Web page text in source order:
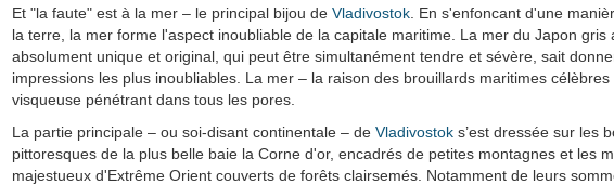
Et "la faute" est à la mer – le principal bijou de Vladivostok. En s'enfoncant d'une
la terre, la mer forme l'aspect inoubliable de la capitale maritime. La mer du Japon gris
absolument unique et original, qui peut être simultanément tendre et sévère, sait
impressions les plus inoubliables. La mer – la raison des brouillards maritimes
visqueuse pénétrant dans tous les pores.
La partie principale – ou soi-disant continentale – de Vladivostoks’est dressée sur les
pittoresques de la plus belle baie la Corne d'or, encadrés de petites montagnes et les
majestueux d'Extrême Orient couverts de forêts clairsemés. Notamment de leurs